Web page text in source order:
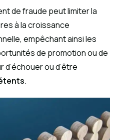
de fraude peut limiter la
à la croissance
empêchant ainsi les
de promotion ou de
ou d’être
.